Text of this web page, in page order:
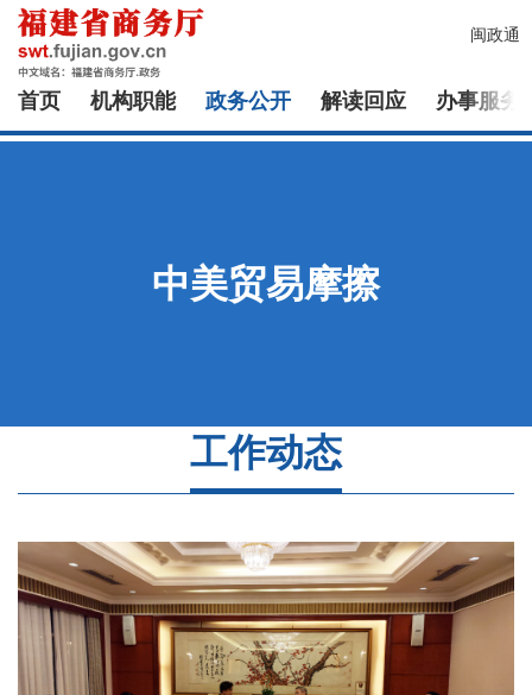
闽政通
首页 机构职能 政务公开 解读回应 办事服务
中美贸易摩擦
工作动态